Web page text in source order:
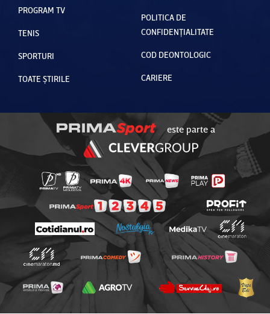
PROGRAM TV
TENIS
SPORTURI
TOATE ȘTIRILE
POLITICA DE
CONFIDENȚIALITATE
COD DEONTOLOGIC
CARIERE
este parte a